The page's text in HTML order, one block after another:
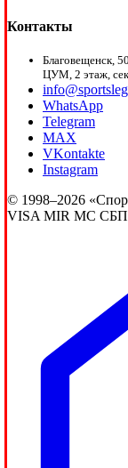
Контакты
Благовещенск,
ЦУМ, 2 этаж,
WhatsApp
Telegram
MAX
VKontakte
Instagram
© 1998–2026
VISA MIR MC СБП